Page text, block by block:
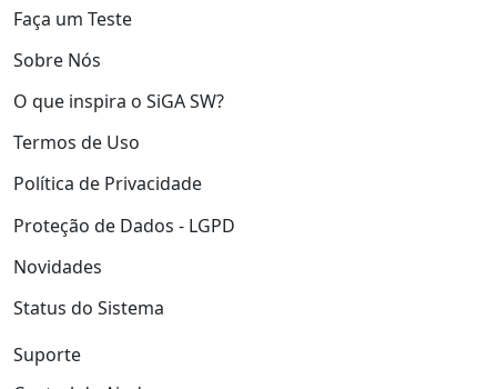
Faça um Teste
Sobre Nós
O que inspira o SiGA SW?
Termos de Uso
Política de Privacidade
Proteção de Dados - LGPD
Novidades
Status do Sistema
Suporte